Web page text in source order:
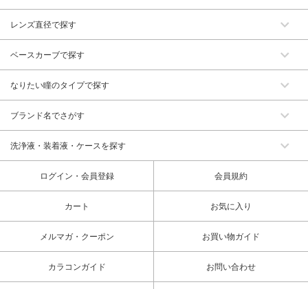
レンズ直径で探す
ベースカーブで探す
なりたい瞳のタイプで探す
ブランド名でさがす
洗浄液・装着液・ケースを探す
ログイン・会員登録 会員規約
カート お気に入り
メルマガ・クーポン お買い物ガイド
カラコンガイド お問い合わせ